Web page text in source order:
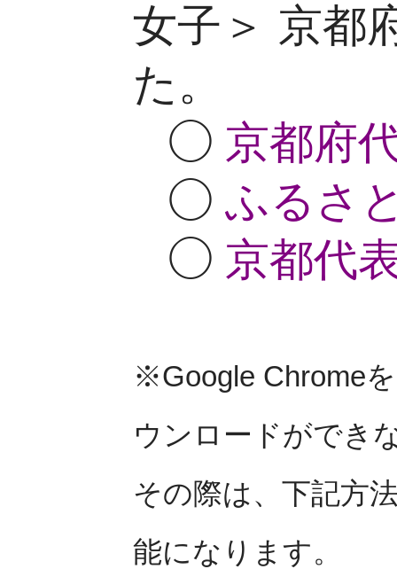
女子＞ 京都
た。
◯ 京都府
◯ ふるさ
◯ 京都代
※Google Chrome
ウンロードができ
その際は、下記方
能になります。